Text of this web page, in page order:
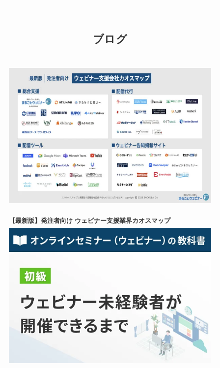
ブログ
【最新版】発注者向け ウェビナー支援業界カオスマップ